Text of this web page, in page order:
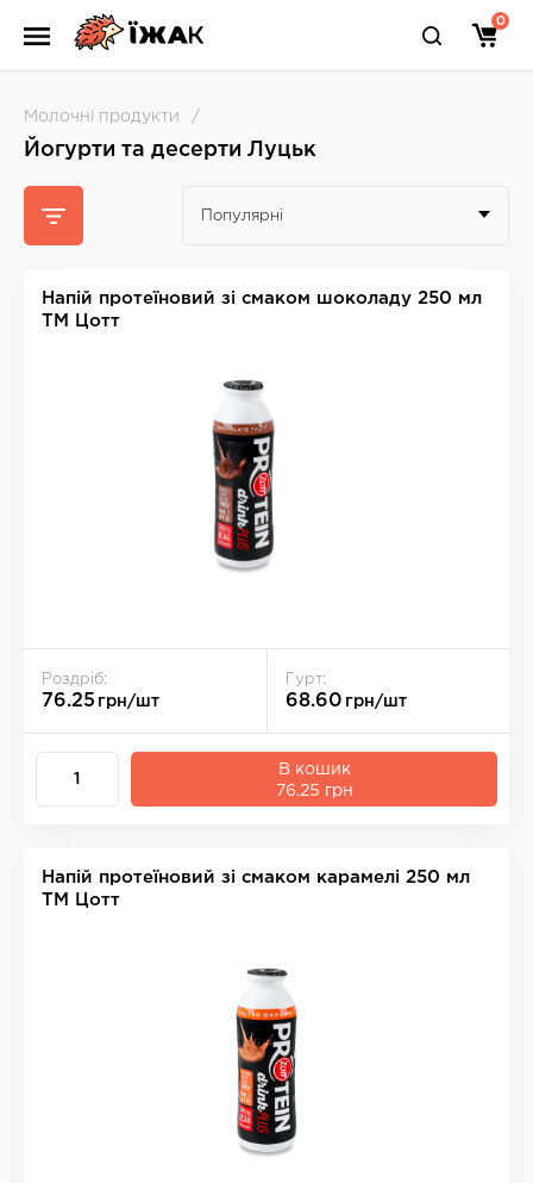
0
Молочні продукти
Йогурти та десерти Луцьк
Популярні
Напій протеїновий зі смаком шоколаду 250 мл
ТМ Цотт
Роздріб:
76.25 грн/шт
Гурт:
68.60 грн/шт
В кошик
76.25 грн
Напій протеїновий зі смаком карамелі 250 мл
ТМ Цотт